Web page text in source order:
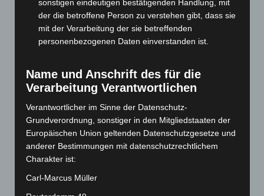
März 2024(103)
Januar 2024(111)
November 2023 (130)
Oktober 2023(114)
September 2023(133)
August 2023
(134)
Juli 2023(118)
Juni 2023(142)
Mai 2023(139)
sonstigen eindeutigen bestätigenden Handlung, mit
der die betroffene Person zu verstehen gibt, dass sie
mit der Verarbeitung der sie betreffenden
personenbezogenen Daten einverstanden ist.
Name und Anschrift des für die
Verarbeitung Verantwortlichen
Verantwortlicher im Sinne der Datenschutz-
Grundverordnung, sonstiger in den Mitgliedstaaten der
Europäischen Union geltenden Datenschutzgesetze und
anderer Bestimmungen mit datenschutzrechtlichem
Charakter ist:
Carl-Marcus Müller